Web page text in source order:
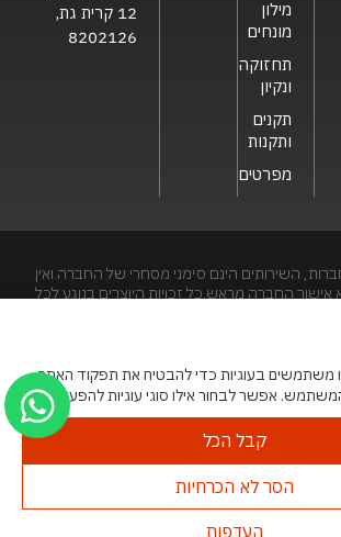
מילון
מונחים
תחזוקה
ונקיון
תקנים
ותקנות
מפרטים
12 קרית גת,
8202126
השירותים הינם סימני מסחרי של החברה ואין
החברה מראש.כל זכויות היוצרים בנוגע לכל
ע”י גאו מדיהסוכנות דיגיטל
משתמשים בעוגיות כדי להבטיח את תפקוד האתר
אפשר לבחור אילו סוגי עוגיות להפעיל.
קבל הכל
הסר לא הכרחיות
העדפות